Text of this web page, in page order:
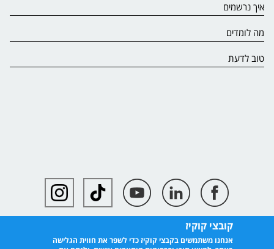
קובצי קוקיז
אנחנו משתמשים בקבצי קוקיז כדי לשפר את חווית הגלישה
איך נרשמים
מה לומדים
טוב לדעת